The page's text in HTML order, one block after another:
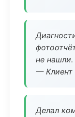
не нашли.
— Клиент
Делал